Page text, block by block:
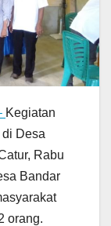
Kegiatan
Desa
Rabu
Bandar
orang.